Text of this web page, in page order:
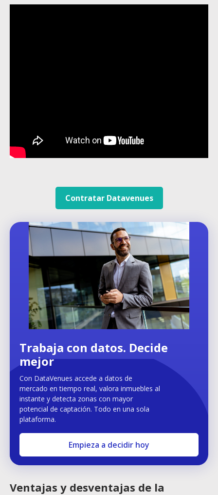
Contratar Datavenues
Trabaja con datos. Decide
mejor
Con DataVenues accede a datos de
mercado en tiempo real, valora inmuebles al
instante y detecta zonas con mayor
potencial de captación. Todo en una sola
plataforma.
Empieza a decidir hoy
Ventajas y desventajas de la